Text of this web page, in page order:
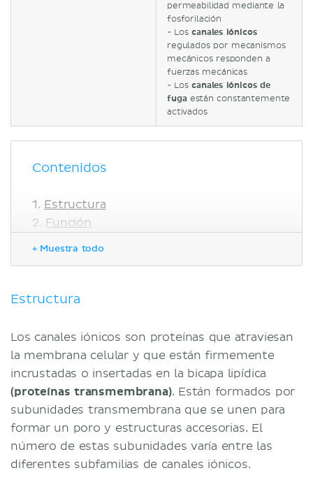
permeabilidad mediante la
fosforilación
- Loscanales iónicos
regulados por mecanismos
mecánicos responden a
fuerzas mecánicas
- Loscanales iónicos de
fuga están constantemente
activados
Contenidos
Estructura
Función
Tipos de canales iónicos
ligandos
Canales iónicos activados por
voltaje
Canales iónicos activados por
fosforilación
Canales iónicos activados por
mecanismos mecánicos
Canales iónicos de fuga
+ Muestra todo
Estructura
Los canales iónicos son proteínas que atraviesan
la membrana celular y que están firmemente
incrustadas o insertadas en la bicapa lipídica
(proteínas transmembrana). Están formados por
subunidades transmembrana que se unen para
formar un poro y estructuras accesorias. El
número de estas subunidades varía entre las
diferentes subfamilias de canales iónicos.